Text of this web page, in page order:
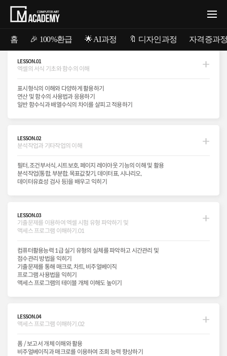
홈 🎉 100%환급 🌟 AI과정 🔖 디자인과정 자격증과
사무자동화를 위한 컴퓨터활용능력,
수강료 100% 환급혜택까지!!
컴퓨터활용능력 1&2급 과정소개@COMPUTER APPLICATION LICENSE
사무자동화를 위한 컴퓨터활용능력,
수강료 100% 환급혜택까지!!
컴퓨터 활용능력을 측정하는 인증시험으로 엑셀과 엑세스의 활용법을
학습하여 자격증 취득을 목표로 진행되는 수업입니다. 시험 유형을 익히고
체계적인 커리큘럼을 통해 수강 만족도를 높이는 강좌입니다. (수업은
LESSON.01
엑셀의 서식 기초와 함수의 이해
표시형식의 이해와 다양하게 활용하기
연산 및 함수의 사용법과 응용하기
일반 함수식과 배열수식의 차이를 살피고 적용하기
LESSON.02
분석작업과 기타작업의 이해
필터, 조건부서식, 시트보호, 페이지 레이아웃 기능의 이해 및 활용
분석작업(통합, 부분합, 목표값찾기, 데이터표, 시나리오,
데이터유효성 검사 등)을 배우고 익히기
LESSON.03
기출문제를 이용하여 엑셀 시험 유형 파악하기 및
액세스 프로그램 이해하기.01
컴퓨터활용능력 1급 실기 유형의 실체를 파악하고 시간관리 및
점수관리 방법을 익히기
기출문제를 통해 매크로, 차트, 비주얼베이직
프로그램 사용법을 익히기
액세스 프로그램의 테이블 개체 이해도 높이기
LESSON.04
액세스 프로그램 이해하기.02
폼 / 보고서 개체 이해와 활용
비주얼베이직과 매크로를 이용하여 조회 능력 향상하기